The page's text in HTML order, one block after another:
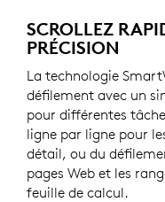
SCROLLEZ
PRÉCISION
La technologie
défilement avec un
pour différentes
ligne par ligne pour
détail, ou du
pages Web et les
feuille de calcul.